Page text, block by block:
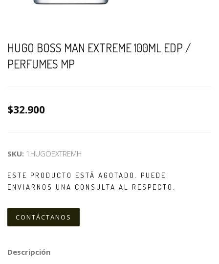
HUGO BOSS MAN EXTREME 100ML EDP /
PERFUMES MP
$32.900
SKU: 1HUGOEXTREMH
ESTE PRODUCTO ESTÁ AGOTADO. PUEDE
ENVIARNOS UNA CONSULTA AL RESPECTO.
CONTÁCTANOS
Descripción